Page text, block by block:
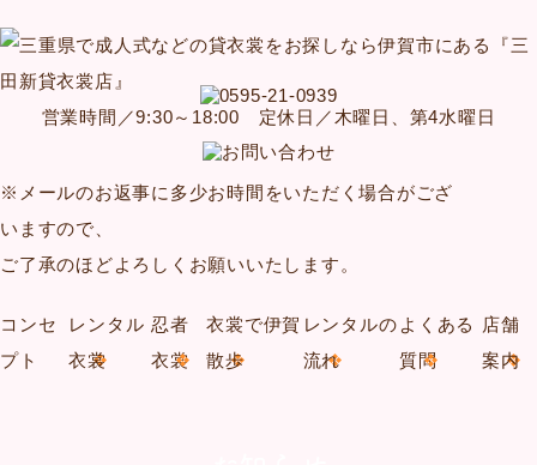
営業時間／9:30～18:00 定休日／木曜日、第4水曜日
※メールのお返事に多少お時間をいただく場合がござ
いますので、
ご了承のほどよろしくお願いいたします。
コンセ
プト
レンタル
衣裳
忍者
衣裳
衣裳で伊賀
散歩
レンタルの
流れ
よくある
質問
店舗
案内